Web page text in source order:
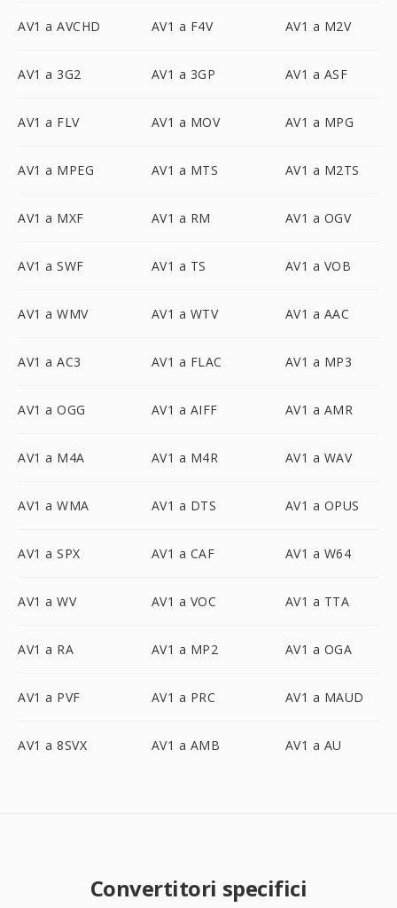
AV1 a AVCHD AV1 a F4V AV1 a M2V
AV1 a 3G2 AV1 a 3GP AV1 a ASF
AV1 a FLV AV1 a MOV AV1 a MPG
AV1 a MPEG AV1 a MTS AV1 a M2TS
AV1 a MXF AV1 a RM AV1 a OGV
AV1 a SWF AV1 a TS AV1 a VOB
AV1 a WMV AV1 a WTV AV1 a AAC
AV1 a AC3 AV1 a FLAC AV1 a MP3
AV1 a OGG AV1 a AIFF AV1 a AMR
AV1 a M4A AV1 a M4R AV1 a WAV
AV1 a WMA AV1 a DTS AV1 a OPUS
AV1 a SPX AV1 a CAF AV1 a W64
AV1 a WV AV1 a VOC AV1 a TTA
AV1 a RA AV1 a MP2 AV1 a OGA
AV1 a PVF AV1 a PRC AV1 a MAUD
AV1 a 8SVX AV1 a AMB AV1 a AU
Convertitori specifici